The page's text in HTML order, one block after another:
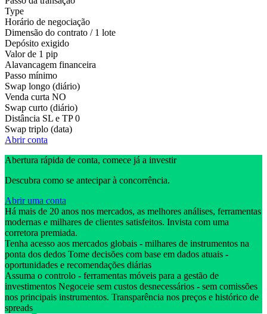
Type
Horário de negociação
Dimensão do contrato / 1 lote
Depósito exigido
Valor de 1 pip
Alavancagem financeira
Passo mínimo
Swap longo (diário)
Venda curta NO
Swap curto (diário)
Distância SL e TP 0
Swap triplo (data)
Abrir conta
Abertura rápida de conta, comece já a investir
Descubra como se antecipar à concorrência.
Abrir uma conta
Há mais de 20 anos nos mercados, as melhores análises, ferramentas
modernas e milhares de clientes satisfeitos. Invista com uma
corretora premiada.
Tenha acesso aos mercados globais - milhares de instrumentos na
ponta dos dedos Tome decisões com base em dados atuais -
oportunidades e recomendações diárias
Assuma o controlo - ferramentas móveis para a gestão de
investimentos Negoceie sem custos desnecessários - sem comissões
nos principais instrumentos. Transparência nos preços e histórico de
spreads